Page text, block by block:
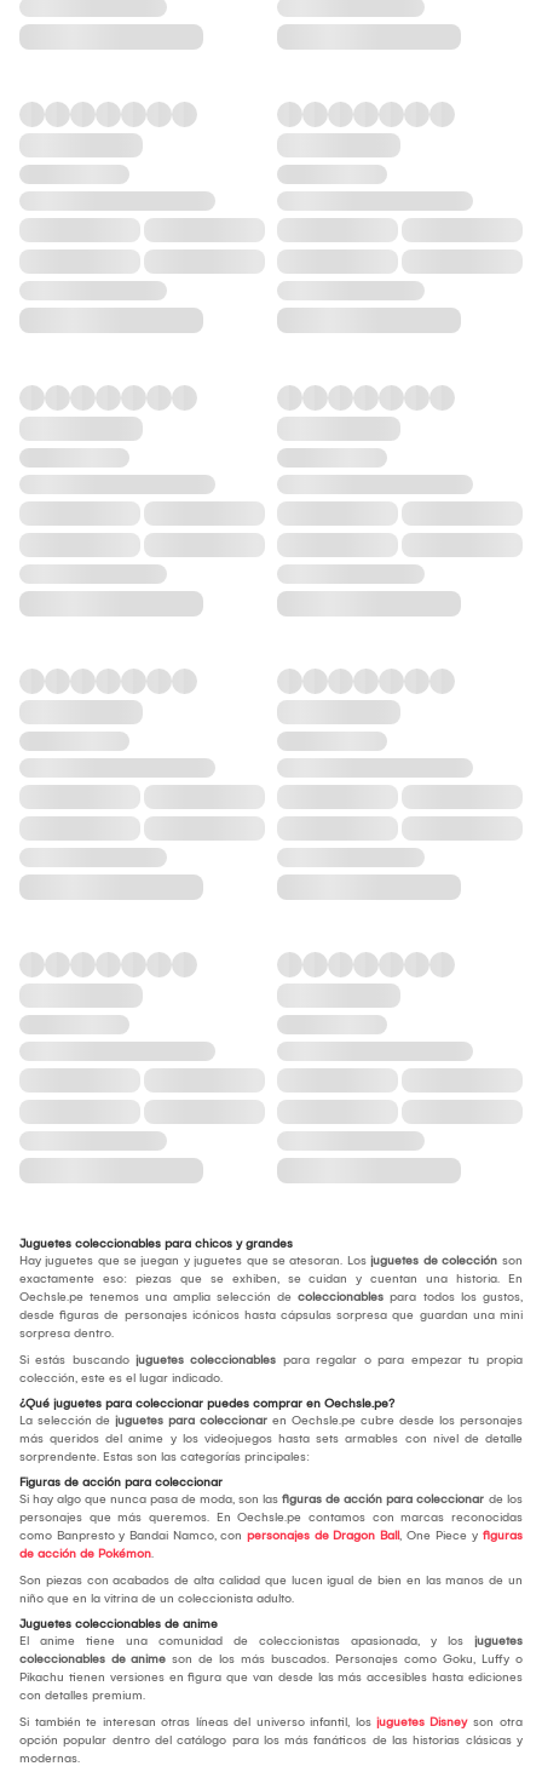
Juguetes coleccionables para chicos y grandes
Hay juguetes que se juegan y juguetes que se atesoran. Los juguetes de colección son
exactamente eso: piezas que se exhiben, se cuidan y cuentan una historia. En
Oechsle.pe tenemos una amplia selección de coleccionables para todos los gustos,
desde figuras de personajes icónicos hasta cápsulas sorpresa que guardan una mini
sorpresa dentro.
Si estás buscando juguetes coleccionables para regalar o para empezar tu propia
colección, este es el lugar indicado.
¿Qué juguetes para coleccionar puedes comprar en Oechsle.pe?
La selección de juguetes para coleccionar en Oechsle.pe cubre desde los personajes
más queridos del anime y los videojuegos hasta sets armables con nivel de detalle
sorprendente. Estas son las categorías principales:
Figuras de acción para coleccionar
Si hay algo que nunca pasa de moda, son las figuras de acción para coleccionar de los
personajes que más queremos. En Oechsle.pe contamos con marcas reconocidas
como Banpresto y Bandai Namco, con personajes de Dragon Ball, One Piece y figuras
de acción de Pokémon.
Son piezas con acabados de alta calidad que lucen igual de bien en las manos de un
niño que en la vitrina de un coleccionista adulto.
Juguetes coleccionables de anime
El anime tiene una comunidad de coleccionistas apasionada, y los juguetes
coleccionables de anime son de los más buscados. Personajes como Goku, Luffy o
Pikachu tienen versiones en figura que van desde las más accesibles hasta ediciones
con detalles premium.
Si también te interesan otras líneas del universo infantil, los juguetes Disneyson otra
opción popular dentro del catálogo para los más fanáticos de las historias clásicas y
modernas.